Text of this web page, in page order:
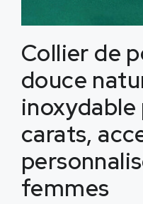
Collier de
douce
inoxydable
carats,
femmes